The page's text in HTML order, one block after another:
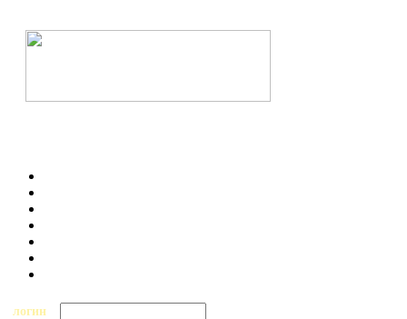
логин